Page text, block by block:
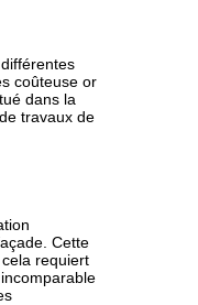
coûteuse or
dans la
travaux de
Cette
requiert